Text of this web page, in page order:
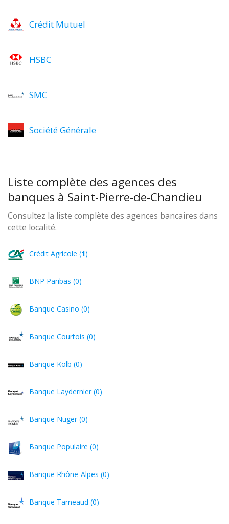
Crédit Mutuel
HSBC
SMC
Société Générale
Liste complète des agences des
banques à Saint-Pierre-de-Chandieu
Consultez la liste complète des agences bancaires dans
cette localité.
Crédit Agricole (1)
BNP Paribas (0)
Banque Casino (0)
Banque Courtois (0)
Banque Kolb (0)
Banque Laydernier (0)
Banque Nuger (0)
Banque Populaire (0)
Banque Rhône-Alpes (0)
Banque Tarneaud (0)